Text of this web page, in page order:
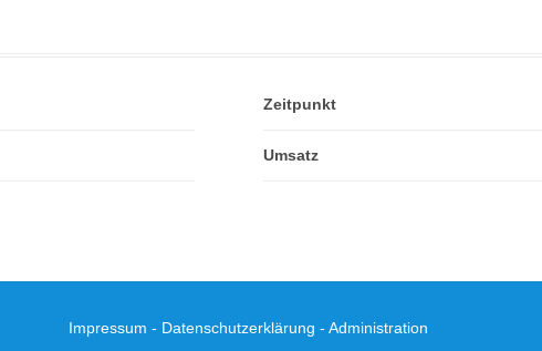
Zeitpunkt
Umsatz
Impressum - Datenschutzerklärung - Administration